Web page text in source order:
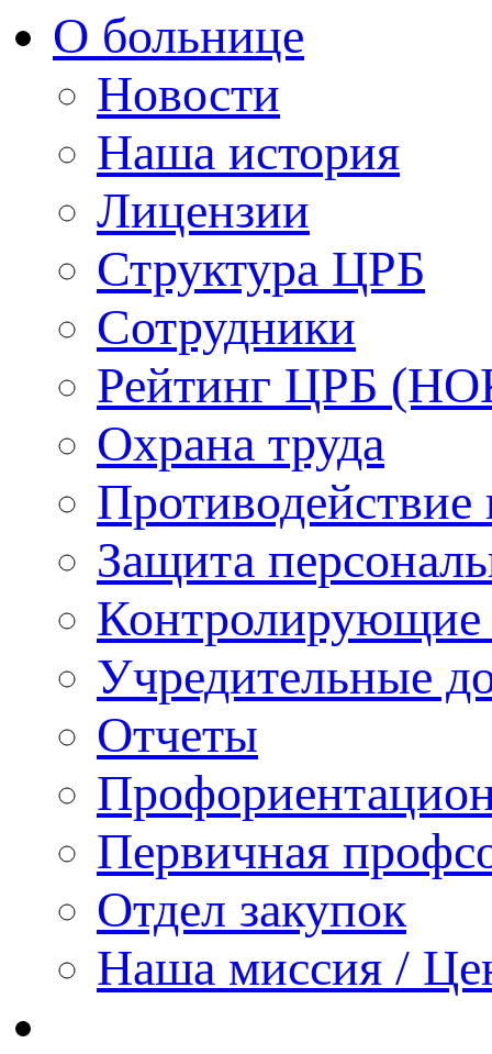
О больнице
Новости
Наша история
Лицензии
Структура ЦРБ
Сотрудники
Рейтинг ЦРБ
Охрана труда
Защита
Контролирующие
Учредительные
Отчеты
Первичная
Отдел закупок
Наша миссия /